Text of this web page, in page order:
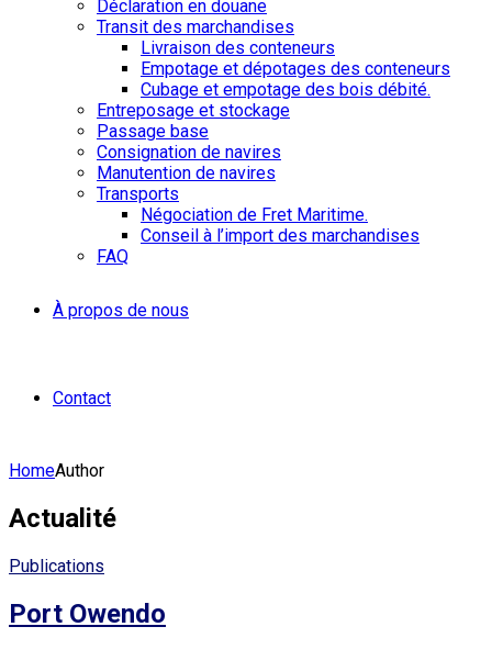
Déclaration en douane
Transit des marchandises
Livraison des conteneurs
Empotage et dépotages des conteneurs
Cubage et empotage des bois débité.
Entreposage et stockage
Passage base
Consignation de navires
Manutention de navires
Transports
Négociation de Fret Maritime.
Conseil à l’import des marchandises
FAQ
À propos de nous
Contact
HomeAuthor
Actualité
Publications
Port Owendo